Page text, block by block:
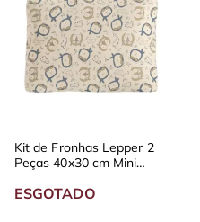
Kit de Fronhas Lepper 2
Peças 40x30 cm Mini
ESGOTADO